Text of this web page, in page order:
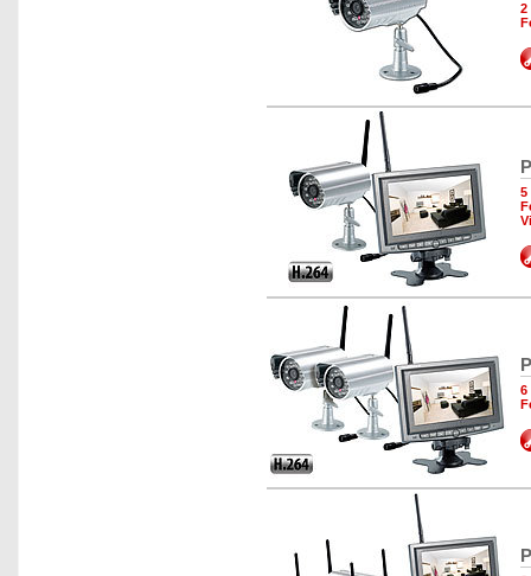
2
5
6